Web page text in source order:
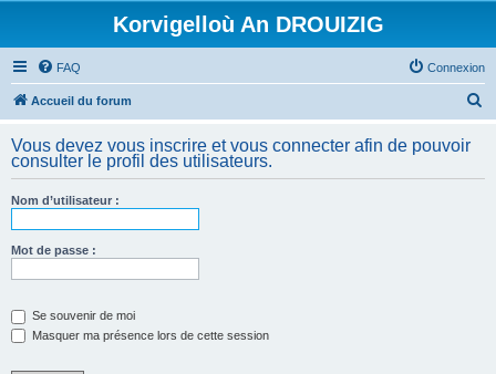
Korvigelloù An DROUIZIG
FAQ Connexion
Accueil du forum
h
Vous devez vous inscrire et vous connecter afin de pouvoir
consulter le profil des utilisateurs.
Nom d’utilisateur :
Mot de passe :
Se souvenir de moi
Masquer ma présence lors de cette session